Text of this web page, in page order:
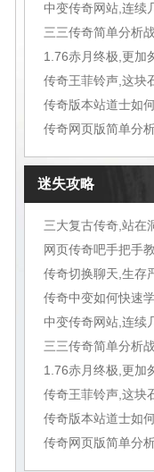
中变传奇网站,连续
三三传奇简单分析
传奇王菲铃声,这块
传奇版本站道士如
传奇网页版简单分
迷失攻略
网页传奇吧手把手
传奇中变如何快速
中变传奇网站,连续
三三传奇简单分析
传奇王菲铃声,这块
传奇版本站道士如
传奇网页版简单分